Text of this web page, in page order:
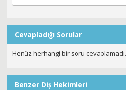
Cevapladığı Sorular
Henüz herhangi bir soru cevaplamadı.
Benzer Diş Hekimleri